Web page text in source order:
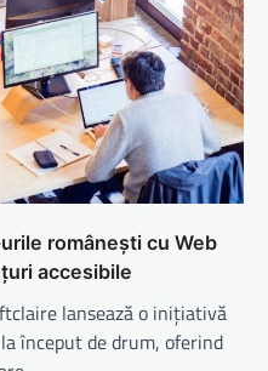
românești cu Web
accesibile
lansează o inițiativă
început de drum, oferind